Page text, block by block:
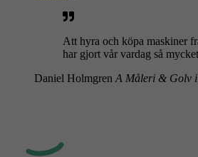
Att hyra och köpa maskiner
har gjort vår vardag så
Daniel Holmgren A Måleri & Golv